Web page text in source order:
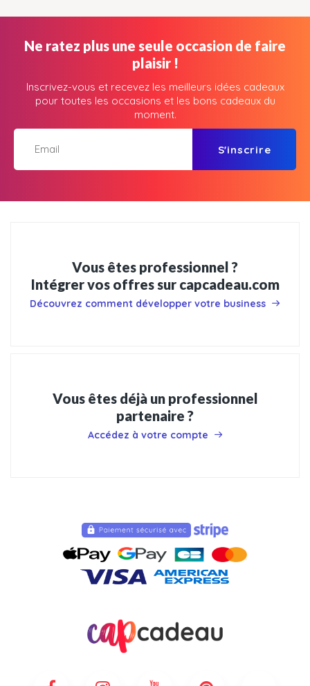
Ne ratez plus une seule occasion de faire
plaisir !
Inscrivez-vous et recevez les meilleurs idées cadeaux
pour toutes les occasions et les bons cadeaux du
moment.
S'inscrire
Vous êtes professionnel ?
Intégrer vos offres sur capcadeau.com
Découvrez comment développer votre business
Vous êtes déjà un professionnel
partenaire ?
Accédez à votre compte